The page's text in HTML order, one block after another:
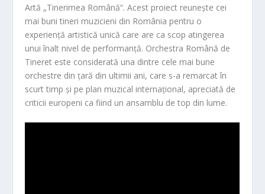
Artă „Tinerimea Română“. Acest proiect reunește cei
mai buni tineri muzicieni din România pentru o
experiență artistică unică care are ca scop atingerea
unui înalt nivel de performanță. Orchestra Română de
Tineret este considerată una dintre cele mai bune
orchestre din țară din ultimii ani, care s-a remarcat în
scurt timp și pe plan muzical internațional, apreciată de
criticii europeni ca fiind un ansamblu de top din lume.